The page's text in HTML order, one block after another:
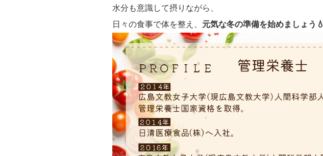
水分も意識して摂りながら、
日々の食事で体を整え、 元気な冬の準備を始めましょう💧